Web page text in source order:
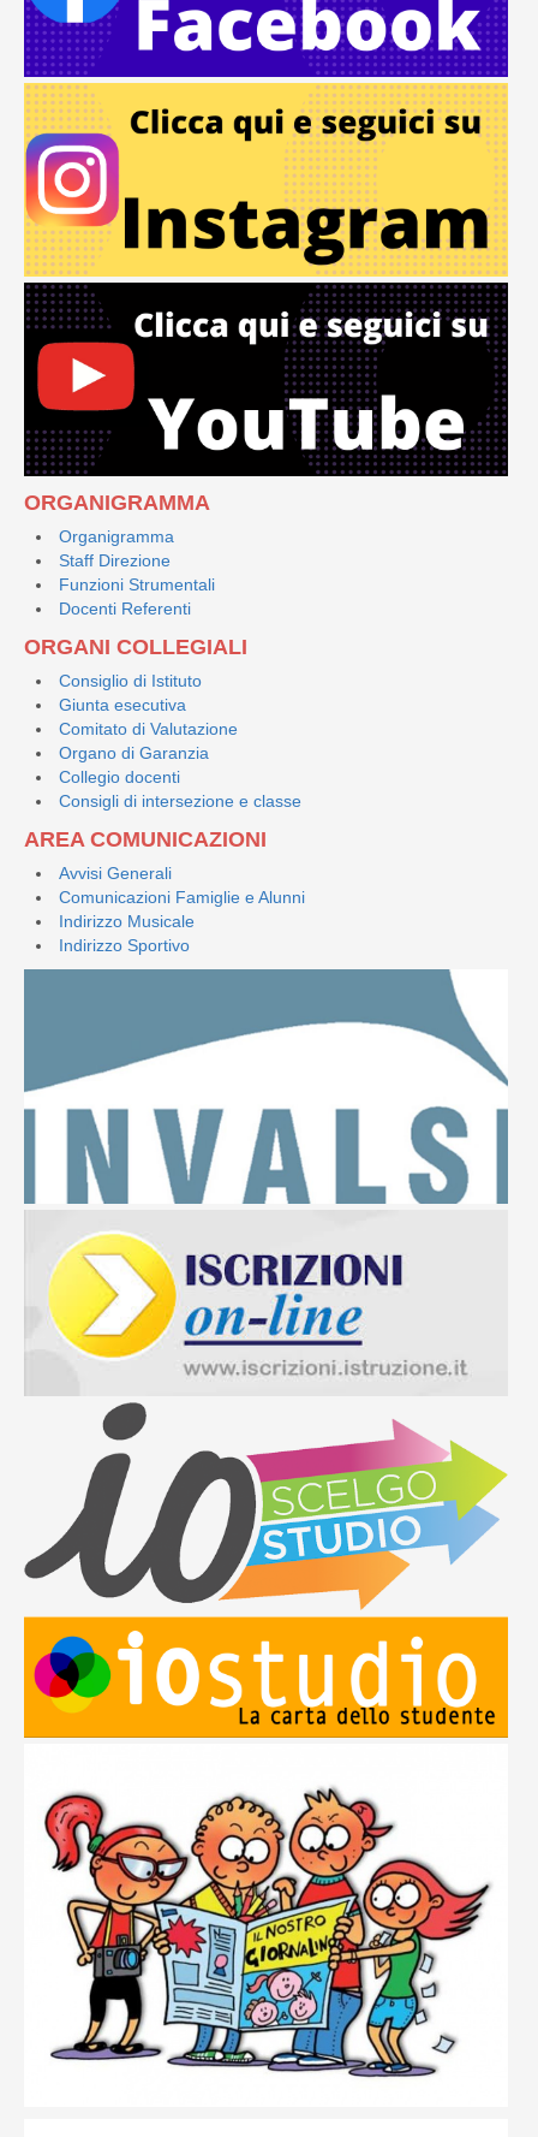
ORGANIGRAMMA
Organigramma
Staff Direzione
Funzioni Strumentali
Docenti Referenti
ORGANI COLLEGIALI
Consiglio di Istituto
Giunta esecutiva
Comitato di Valutazione
Organo di Garanzia
Collegio docenti
Consigli di intersezione e classe
AREA COMUNICAZIONI
Avvisi Generali
Comunicazioni Famiglie e Alunni
Indirizzo Musicale
Indirizzo Sportivo